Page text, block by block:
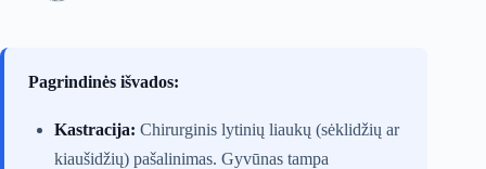
Pagrindinės išvados:
Kastracija: Chirurginis lytinių liaukų (sėklidžių ar
kiaušidžių) pašalinimas. Gyvūnas tampa